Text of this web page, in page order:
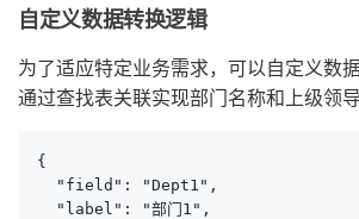
自定义数据转换逻辑
为了适应特定业务需求，可以自定义数
通过查找表关联实现部门名称和上级领导
{
  "field": "Dept1",
  "label": "部门1",